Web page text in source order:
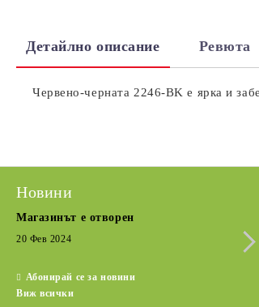
Детайлно описание Ревюта
Червено-черната 2246-BK е ярка и
Новини
Магазинът е отворен
20 Фев 2024
Абонирай се за новини
Виж всички